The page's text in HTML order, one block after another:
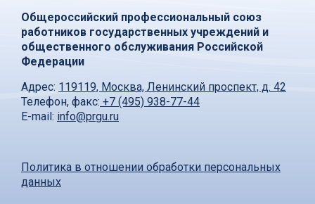
Общероссийский профессиональный союз
работников государственных учреждений и
общественного обслуживания Российской
Федерации
Адрес: 119119, Москва, Ленинский проспект, д. 42
Телефон, факс: +7 (495) 938-77-44
E-mail: info@prgu.ru
Политика в отношении обработки персональных
данных